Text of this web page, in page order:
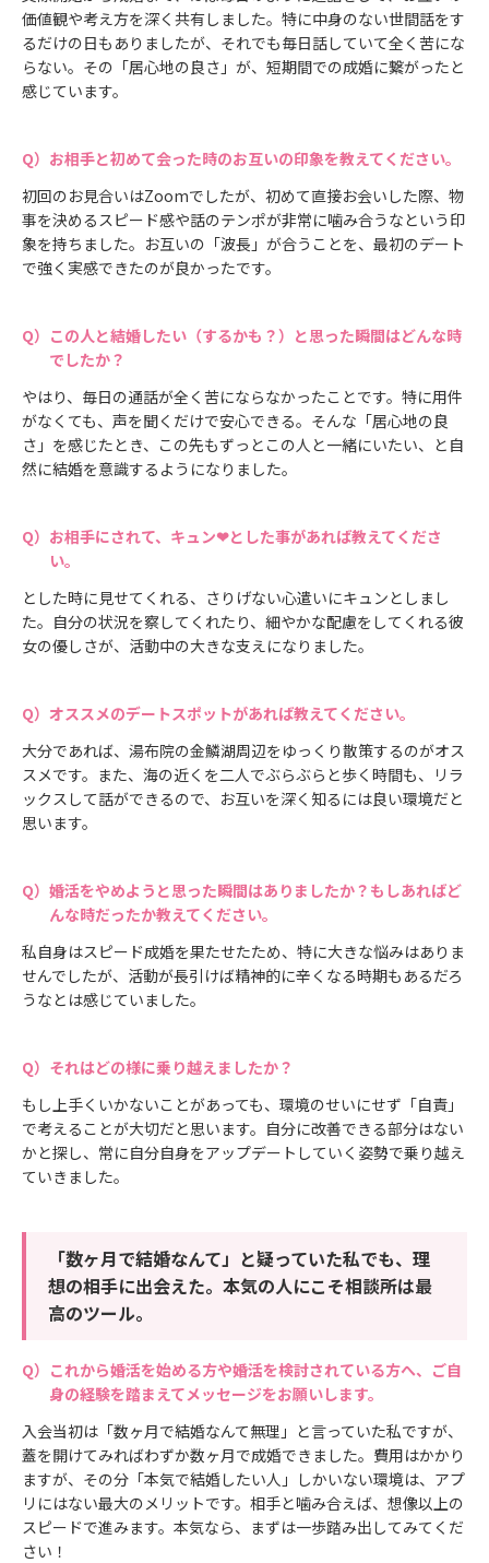
価値観や考え方を深く共有しました。特に中身のない世間話をす
るだけの日もありましたが、それでも毎日話していて全く苦にな
らない。その「居心地の良さ」が、短期間での成婚に繋がったと
感じています。
お相手と初めて会った時のお互いの印象を教えてください。
初回のお見合いはZoomでしたが、初めて直接お会いした際、物
事を決めるスピード感や話のテンポが非常に噛み合うなという印
象を持ちました。お互いの「波長」が合うことを、最初のデート
で強く実感できたのが良かったです。
この人と結婚したい（するかも？）と思った瞬間はどんな時
でしたか？
やはり、毎日の通話が全く苦にならなかったことです。特に用件
がなくても、声を聞くだけで安心できる。そんな「居心地の良
さ」を感じたとき、この先もずっとこの人と一緒にいたい、と自
然に結婚を意識するようになりました。
お相手にされて、キュン❤とした事があれば教えてくださ
い。
とした時に見せてくれる、さりげない心遣いにキュンとしまし
た。自分の状況を察してくれたり、細やかな配慮をしてくれる彼
女の優しさが、活動中の大きな支えになりました。
オススメのデートスポットがあれば教えてください。
大分であれば、湯布院の金鱗湖周辺をゆっくり散策するのがオス
スメです。また、海の近くを二人でぶらぶらと歩く時間も、リラ
ックスして話ができるので、お互いを深く知るには良い環境だと
思います。
婚活をやめようと思った瞬間はありましたか？もしあればど
んな時だったか教えてください。
私自身はスピード成婚を果たせたため、特に大きな悩みはありま
せんでしたが、活動が長引けば精神的に辛くなる時期もあるだろ
うなとは感じていました。
それはどの様に乗り越えましたか？
もし上手くいかないことがあっても、環境のせいにせず「自責」
で考えることが大切だと思います。自分に改善できる部分はない
かと探し、常に自分自身をアップデートしていく姿勢で乗り越え
ていきました。
「数ヶ月で結婚なんて」と疑っていた私でも、理
想の相手に出会えた。本気の人にこそ相談所は最
高のツール。
これから婚活を始める方や婚活を検討されている方へ、ご自
身の経験を踏まえてメッセージをお願いします。
入会当初は「数ヶ月で結婚なんて無理」と言っていた私ですが、
蓋を開けてみればわずか数ヶ月で成婚できました。費用はかかり
ますが、その分「本気で結婚したい人」しかいない環境は、アプ
リにはない最大のメリットです。相手と噛み合えば、想像以上の
スピードで進みます。本気なら、まずは一歩踏み出してみてくだ
さい！